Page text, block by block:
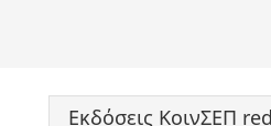
Εκδόσεις ΚοινΣΕΠ